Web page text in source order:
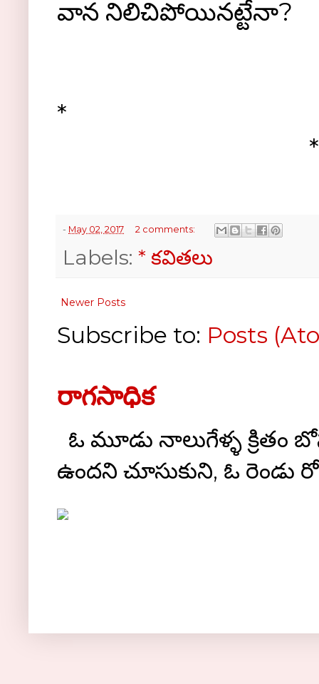
వాన నిలిచిపోయినట్టేనా?
*
- May 02, 2017 2 comments:
Labels: * కవితలు
Newer Posts
Subscribe to: Posts
రాగసాధిక
ఓ మూడు నాలుగేళ్ళ క్రితం
ఉందని చూసుకుని, ఓ రెండు